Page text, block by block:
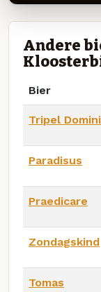
Andere
Bier
Tripel
Paradisus
Praedicare
Zondagskind
Tomas